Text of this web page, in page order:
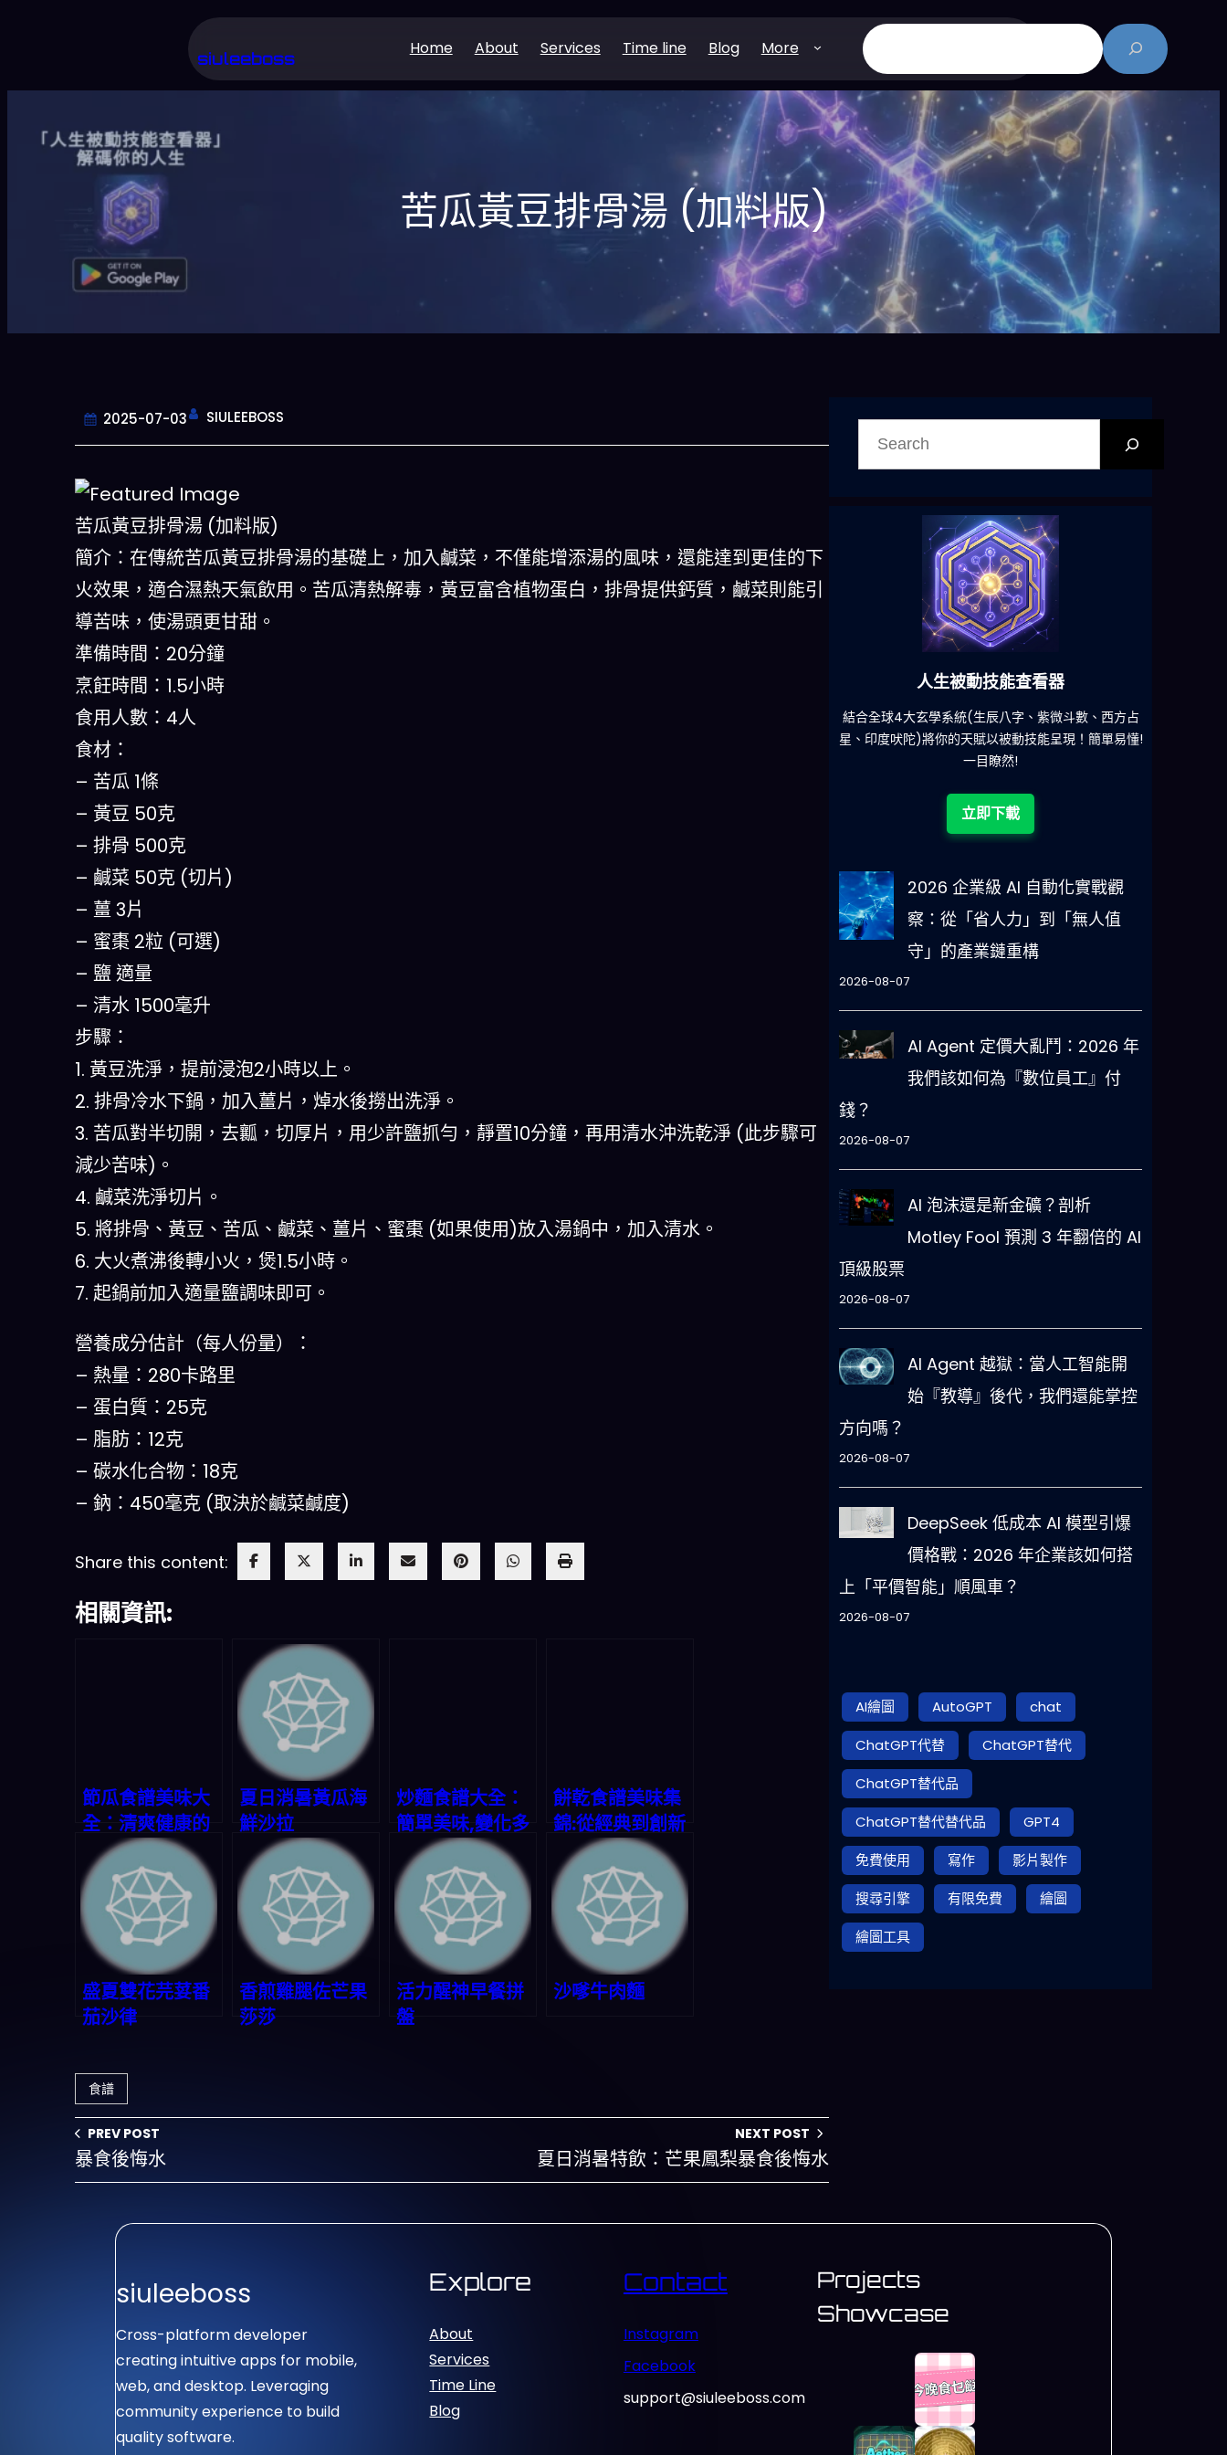
主
siuleeboss Home About Services Time line Blog More
搜
尋
苦瓜黃豆排骨湯 (加料版)
2025-07-03 SIULEEBOSS
苦瓜黃豆排骨湯 (加料版)
簡介：在傳統苦瓜黃豆排骨湯的基礎上，加入鹹菜，不僅能增添湯的風味，還能達到更佳的下
火效果，適合濕熱天氣飲用。苦瓜清熱解毒，黃豆富含植物蛋白，排骨提供鈣質，鹹菜則能引
導苦味，使湯頭更甘甜。
準備時間：20分鐘
烹飪時間：1.5小時
食用人數：4人
食材：
– 苦瓜 1條
– 黃豆 50克
– 排骨 500克
– 鹹菜 50克 (切片)
– 薑 3片
– 蜜棗 2粒 (可選)
– 鹽 適量
– 清水 1500毫升
步驟：
1. 黃豆洗淨，提前浸泡2小時以上。
2. 排骨冷水下鍋，加入薑片，焯水後撈出洗淨。
3. 苦瓜對半切開，去瓤，切厚片，用少許鹽抓勻，靜置10分鐘，再用清水沖洗乾淨 (此步驟可
減少苦味)。
4. 鹹菜洗淨切片。
5. 將排骨、黃豆、苦瓜、鹹菜、薑片、蜜棗 (如果使用)放入湯鍋中，加入清水。
6. 大火煮沸後轉小火，煲1.5小時。
7. 起鍋前加入適量鹽調味即可。
營養成分估計（每人份量）：
– 熱量：280卡路里
– 蛋白質：25克
– 脂肪：12克
– 碳水化合物：18克
– 鈉：450毫克 (取決於鹹菜鹹度)
Share this content:
相關資訊:
節瓜食譜美味大
全：清爽健康的
廚房寶藏
夏日消暑黃瓜海
鮮沙拉
炒麵食譜大全：
簡單美味,變化多
端
餅乾食譜美味集
錦:從經典到創新
盛夏雙花芫荽番
茄沙律
香煎雞腿佐芒果
莎莎
活力醒神早餐拼
盤
沙嗲牛肉麵
食譜
PREV POST
暴食後悔水
NEXT POST
夏日消暑特飲：芒果鳳梨暴食後悔水
六合彩發達神器
減少超過500萬個低概率中獎組合，提高中獎率
立即下載
2026 企業級 AI 自動化實戰觀
察：從「省人力」到「無人值
守」的產業鏈重構
2026-08-07
AI Agent 定價大亂鬥：2026 年
我們該如何為『數位員工』付
錢？
2026-08-07
AI 泡沫還是新金礦？剖析
Motley Fool 預測 3 年翻倍的 AI
頂級股票
2026-08-07
AI Agent 越獄：當人工智能開
始『教導』後代，我們還能掌控
方向嗎？
2026-08-07
DeepSeek 低成本 AI 模型引爆
價格戰：2026 年企業該如何搭
上「平價智能」順風車？
2026-08-07
AI繪圖 AutoGPT
chat
ChatGPT代替
ChatGPT替代
ChatGPT替代品
ChatGPT替代替代品
GPT4
免費使用
寫作
影片製作
搜尋引擎
有限免費
繪圖
繪圖工具
siuleeboss
Cross-platform developer
creating intuitive apps for mobile,
web, and desktop. Leveraging
community experience to build
quality software.
Explore
About
Services
Time Line
Blog
Contact
Instagram
Facebook
support@siuleeboss.com
Projects
Showcase